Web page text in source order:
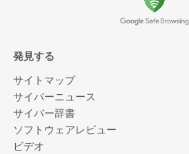
発見する
サイトマップ
サイバーニュース
サイバー辞書
ソフトウェアレビュー
ビデオ